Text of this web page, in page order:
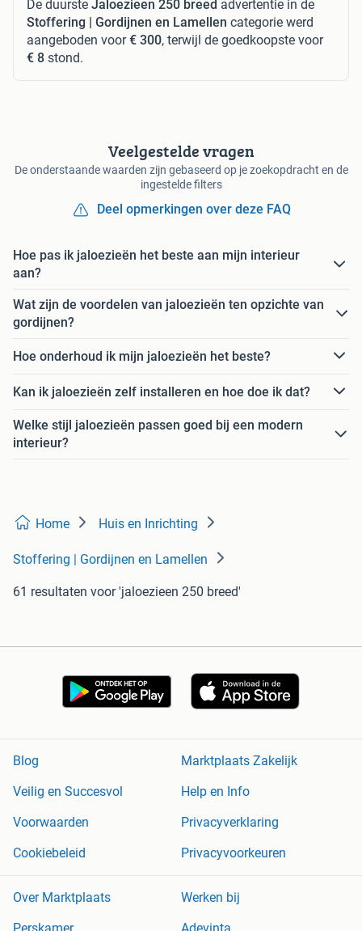
De duurste Jaloezieen 250 breed advertentie in de
Stoffering | Gordijnen en Lamellen categorie werd
aangeboden voor€ 300, terwijl de goedkoopste voor
€ 8 stond.
Veelgestelde vragen
De onderstaande waarden zijn gebaseerd op je zoekopdracht en de
ingestelde filters
Deel opmerkingen over deze FAQ
Hoe pas ik jaloezieën het beste aan mijn interieur
aan?
Wat zijn de voordelen van jaloezieën ten opzichte van
gordijnen?
Hoe onderhoud ik mijn jaloezieën het beste?
Kan ik jaloezieën zelf installeren en hoe doe ik dat?
Welke stijl jaloezieën passen goed bij een modern
interieur?
Home Huis en Inrichting
Stoffering | Gordijnen en Lamellen
61 resultaten voor 'jaloezieen 250 breed'
Blog
Marktplaats Zakelijk
Veilig en Succesvol
Help en Info
Voorwaarden
Privacyverklaring
Cookiebeleid
Privacyvoorkeuren
Over Marktplaats
Werken bij